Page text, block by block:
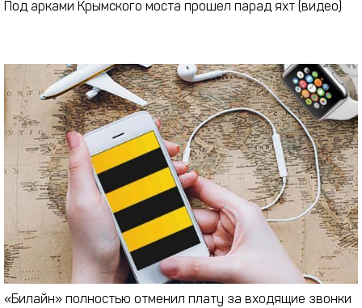
Под арками Крымского моста прошел парад яхт (видео)
«Билайн» полностью отменил плату за входящие звонки